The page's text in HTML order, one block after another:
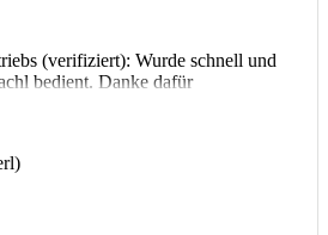
(verifiziert): Wurde schnell und
bedient. Danke dafür